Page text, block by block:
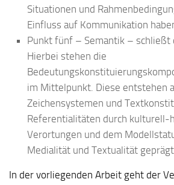
Situationen und
Einfluss auf Kommunikation
Punkt fünf – Semantik – schließt
Hierbei stehen die
im Mittelpunkt. Diese entstehen
Zeichensystemen und
Referentialitäten durch kulturell-
Verortungen und dem
Medialität und Textualität
In der vorliegenden Arbeit geht der